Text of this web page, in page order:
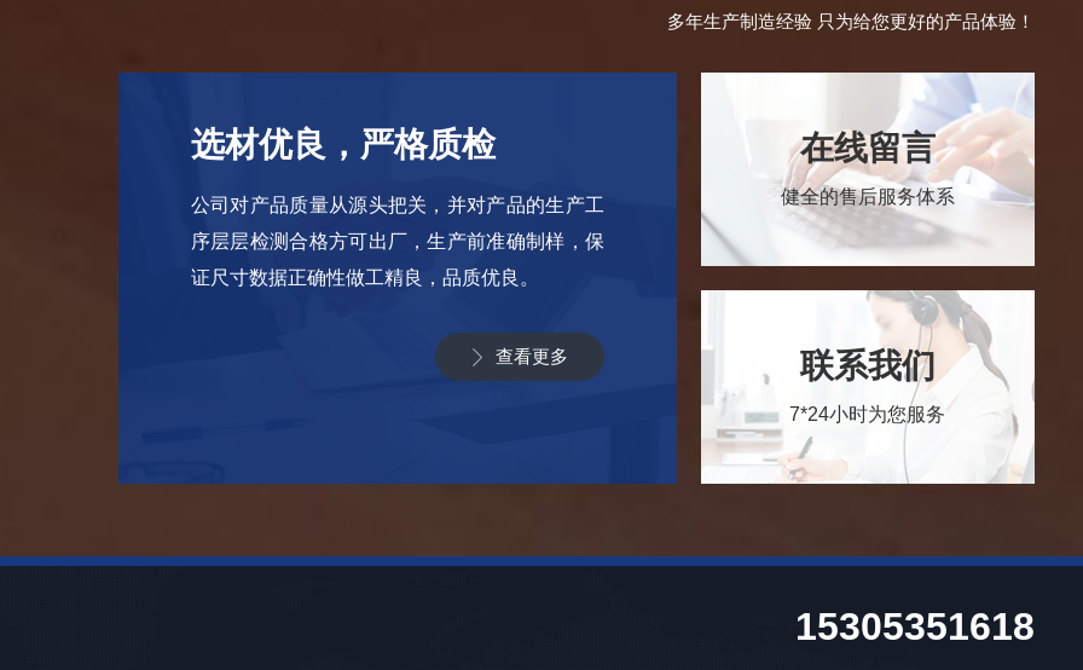
多年生产制造经验 只为给您更好的产品体验！
选材优良，严格质检
公司对产品质量从源头把关，并对产品的生产工
序层层检测合格方可出厂，生产前准确制样，保
证尺寸数据正确性做工精良，品质优良。
查看更多
在线留言
健全的售后服务体系
联系我们
7*24小时为您服务
15305351618